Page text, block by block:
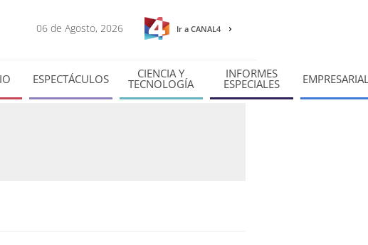
06 de Agosto, 2026 Ir a CANAL4
ESPECTÁCULOS CIENCIA Y
TECNOLOGÍA
INFORMES
ESPECIALES